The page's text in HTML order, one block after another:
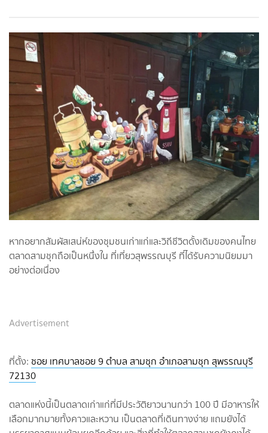
หากอยากสัมผัสเสน่ห์ของชุมชนเก่าแก่และวิถีชีวิตดั้งเดิมของคนไทย
ตลาดสามชุกถือเป็นหนึ่งใน ที่เที่ยวสุพรรณบุรี ที่ได้รับความนิยมมา
อย่างต่อเนื่อง
Advertisement
ที่ตั้ง: ซอย เทศบาลซอย 9 ตำบล สามชุก อำเภอสามชุก สุพรรณบุรี
72130
ตลาดแห่งนี้เป็นตลาดเก่าแก่ที่มีประวัติยาวนานกว่า 100 ปี มีอาหารให้
เลือกมากมายทั้งคาวและหวาน เป็นตลาดที่เดินทางง่าย แถมยังได้